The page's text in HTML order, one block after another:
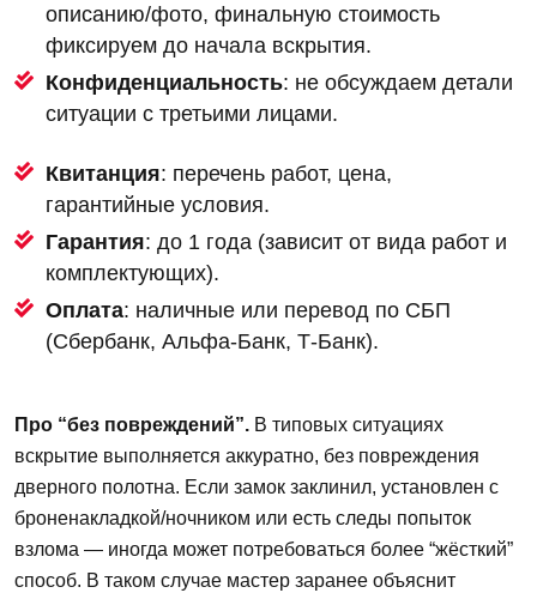
описанию/фото, финальную стоимость
фиксируем до начала вскрытия.
Конфиденциальность: не обсуждаем детали
ситуации с третьими лицами.
Квитанция: перечень работ, цена,
гарантийные условия.
Гарантия: до 1 года (зависит от вида работ и
комплектующих).
Оплата: наличные или перевод по СБП
(Сбербанк, Альфа‑Банк, Т‑Банк).
Про “без повреждений”. В типовых ситуациях
вскрытие выполняется аккуратно, без повреждения
дверного полотна. Если замок заклинил, установлен с
броненакладкой/ночником или есть следы попыток
взлома — иногда может потребоваться более “жёсткий”
способ. В таком случае мастер заранее объяснит